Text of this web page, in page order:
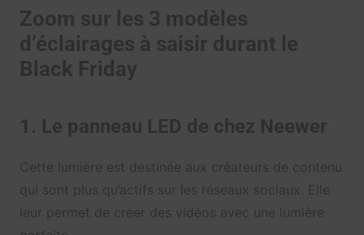
Zoom sur les 3 modèles
d’éclairages à saisir durant le
Black Friday
1. Le panneau LED de chez Neewer
Cette lumière est destinée aux créateurs de contenu
qui sont plus qu’actifs sur les réseaux sociaux. Elle
leur permet de créer des vidéos avec une lumière